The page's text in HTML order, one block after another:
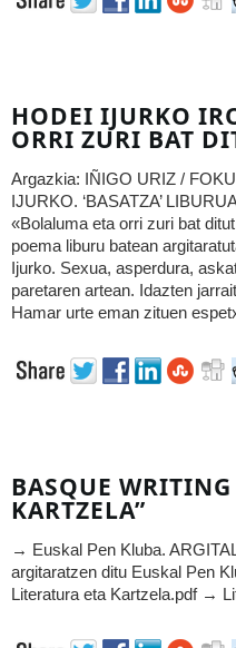
HODEI IJURKO
ORRI ZURI BAT
Argazkia: IÑIGO URIZ /
IJURKO. ‘BASATZA’
«Bolaluma eta orri zuri bat
poema liburu batean
Ijurko. Sexua, asperdura,
paretaren artean. Idazten
Hamar urte eman zituen
BASQUE
KARTZELA”
→ Euskal Pen Kluba.
argitaratzen ditu Euskal Pen
Literatura eta Kartzela.pdf →